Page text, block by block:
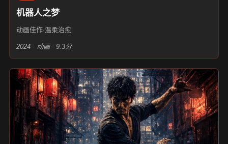
机器人之梦
动画佳作·温柔治愈
2024 · 动画 · 9.3分